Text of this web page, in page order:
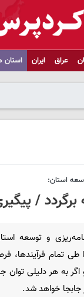
عراق ایران استان
استان:
برگردد /
و توسعه
طی تمام فرآیندها،
اگر به هر دلیلی توان
جابجا خواهد شد.